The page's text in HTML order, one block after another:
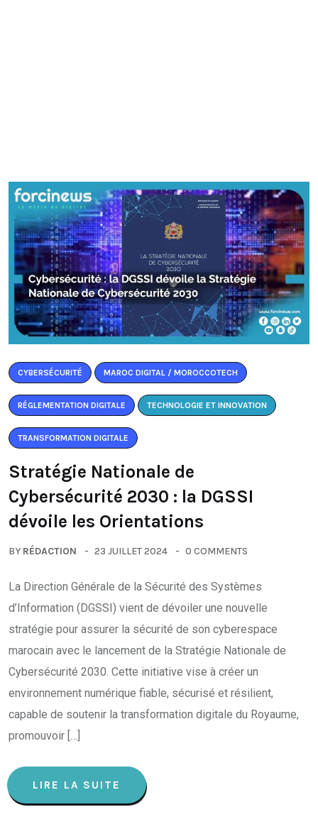
CYBERSÉCURITÉ MAROC DIGITAL / MOROCCOTECH
RÉGLEMENTATION DIGITALE TECHNOLOGIE ET INNOVATION
TRANSFORMATION DIGITALE
Stratégie Nationale de
Cybersécurité 2030 : la DGSSI
dévoile les Orientations
BY RÉDACTION 23 JUILLET 2024 0 COMMENTS
La Direction Générale de la Sécurité des Systèmes
d’Information (DGSSI) vient de dévoiler une nouvelle
stratégie pour assurer la sécurité de son cyberespace
marocain avec le lancement de la Stratégie Nationale de
Cybersécurité 2030. Cette initiative vise à créer un
environnement numérique fiable, sécurisé et résilient,
capable de soutenir la transformation digitale du Royaume,
promouvoir […]
LIRE LA SUITE